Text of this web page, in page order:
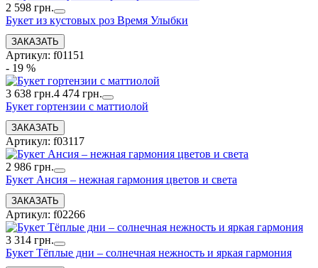
2 598 грн.
Букет из кустовых роз Время Улыбки
Артикул: f01151
- 19 %
3 638 грн.4 474 грн.
Букет гортензии с маттиолой
Артикул: f03117
2 986 грн.
Букет Ансия – нежная гармония цветов и света
Артикул: f02266
3 314 грн.
Букет Тёплые дни – солнечная нежность и яркая гармония